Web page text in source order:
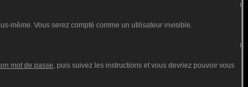
même. Vous serez compté comme un utilisateur invisible.
mot de passe, puis suivez les instructions et vous devriez pouvoir vous